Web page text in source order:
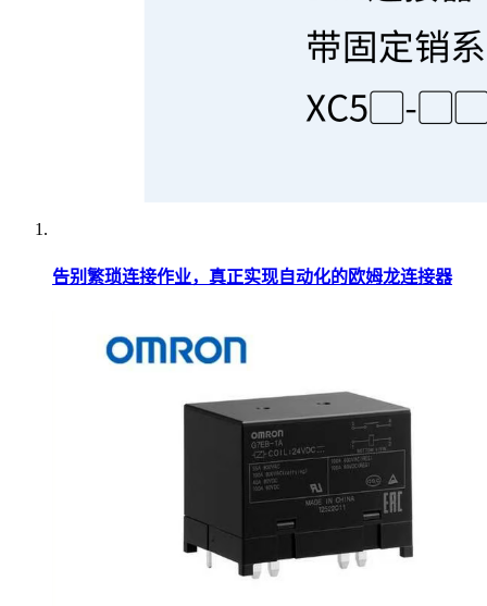
告别繁琐连接作业，真正实现自动化的欧姆龙连接器